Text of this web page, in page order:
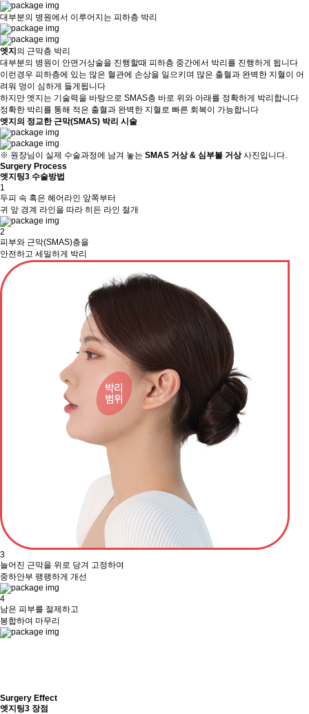
대부분의 병원에서 이루어지는 피하층 박리
엣지 의 근막층 박리
대부분의 병원이 안면거상술을 진행할때 피하층 중간에서 박리를 진행하게 됩니다
이런경우 피하층에 있는 많은 혈관에 손상을 일으키며 많은 출혈과 완벽한 지혈이 어
려워 멍이 심하게 들게됩니다
하지만 엣지는 기술력을 바탕으로 SMAS층 바로 위와 아래를 정확하게 박리합니다
정확한 박리를 통해 적은 출혈과 완벽한 지혈로 빠른 회복이 가능합니다
엣지의 정교한 근막(SMAS) 박리 시술
※ 원장님이 실제 수술과정에 남겨 놓는 SMAS 거상 & 심부볼 거상사진입니다.
Surgery Process
엣지팅3 수술방법
1
두피 속 혹은 헤어라인 앞쪽부터
귀 앞 경계 라인을 따라 히든 라인 절개
2
피부와 근막(SMAS)층을
안전하고 세밀하게 박리
3
늘어진 근막을 위로 당겨 고정하여
중하안부 팽팽하게 개선
4
남은 피부를 절제하고
봉합하여 마무리
Surgery Effect
엣지팅3 장점